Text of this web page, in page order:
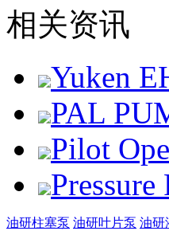
相关资讯
Yuken
PAL
Pilot
油研柱塞泵 油研叶片泵 油研